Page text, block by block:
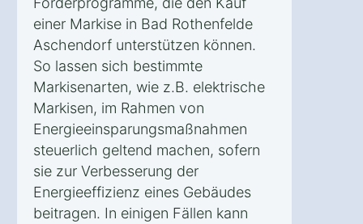
einer Markise in Bad Rothenfelde
Aschendorf unterstützen können.
So lassen sich bestimmte
Markisenarten, wie z.B. elektrische
Markisen, im Rahmen von
Energieeinsparungsmaßnahmen
steuerlich geltend machen, sofern
sie zur Verbesserung der
Energieeffizienz eines Gebäudes
beitragen. In einigen Fällen kann